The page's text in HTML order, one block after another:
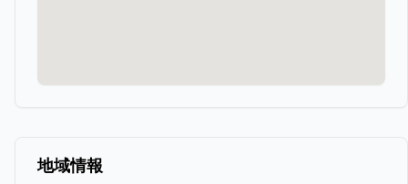
地域情報